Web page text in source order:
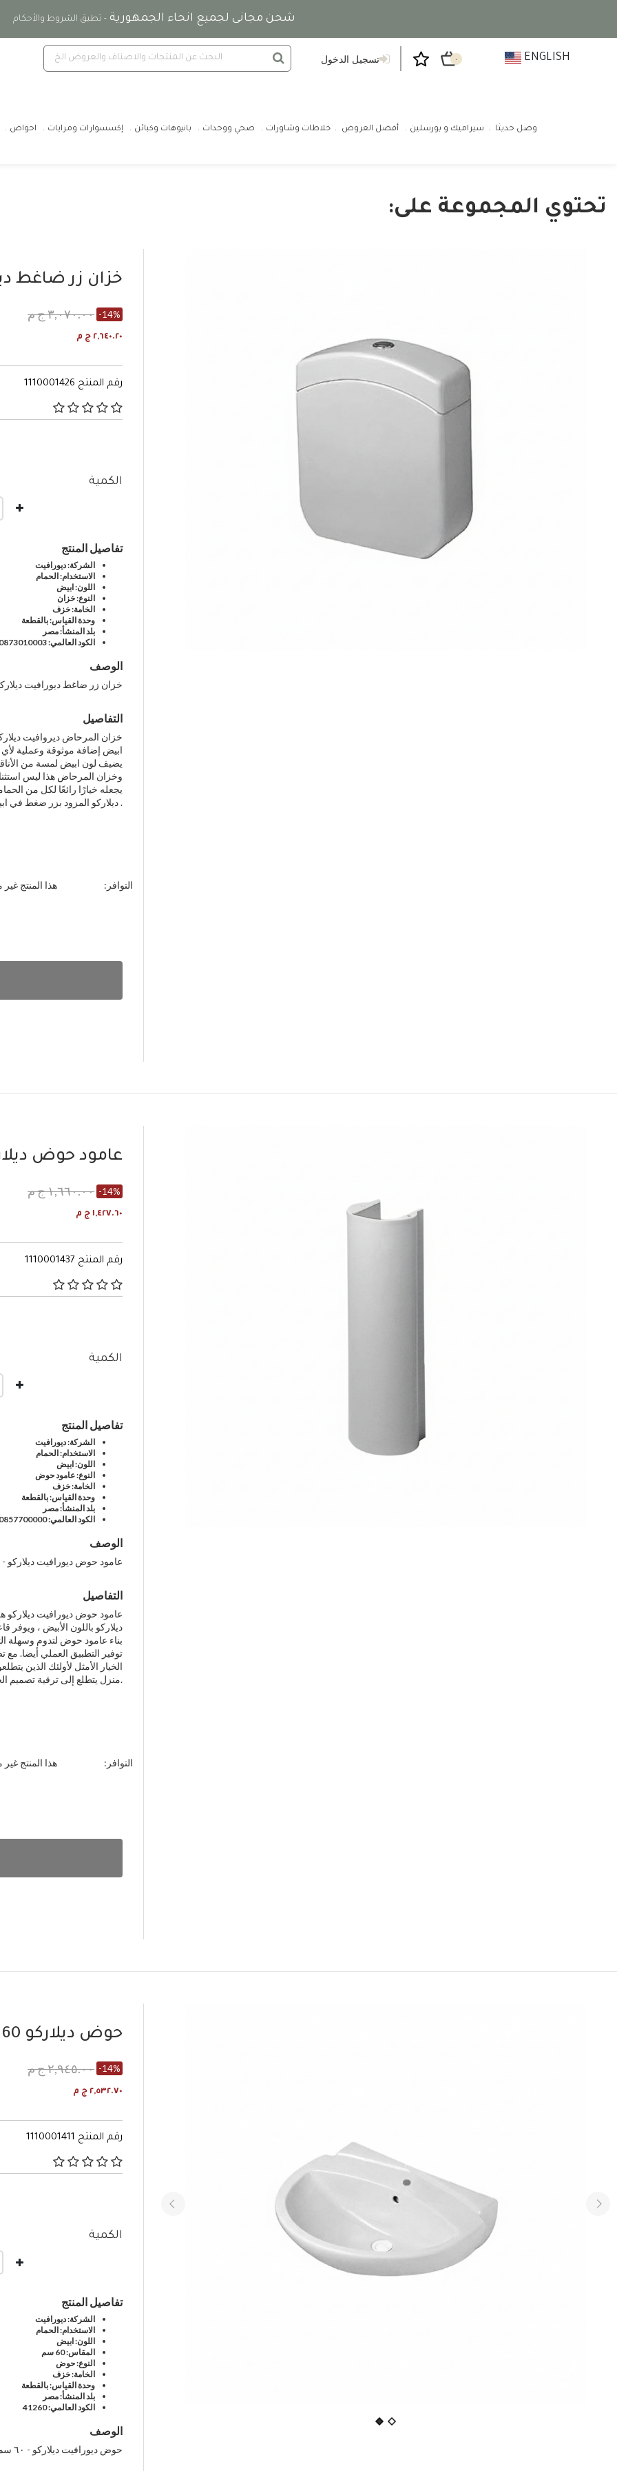
شحن مجانى لجميع انحاء الجمهورية - تطبق الشروط والأحكام
تسجيل الدخول ٠ ENGLISH
وصل حديثا سيراميك و بورسلين أفضل العروض خلاطات وشاورات صحي ووحدات بانيوهات وكبائن إكسسوارات ومرايات احواض
تحتوي المجموعة على:
خزان زر ضاغط
٣,٠٧٠.٠٠ ج م -14%
٢,٦٤٠.٢٠ ج م
رقم المنتج 1110001426
الكمية
تفاصيل المنتج
الشركة: ديورافيت
الاستخدام: الحمام
اللون: ابيض
النوع: خزان
الخامة: خزف
وحدة القياس: بالقطعة
بلد المنشأ: مصر
الكود العالمي: 0873010003
الوصف
خزان زر ضاغط ديورافيت
التفاصيل
خزان المرحاض ديروافيت
ابيض إضافة موثوقة وعملية
يضيف لون ابيض لمسة من
وخزان المرحاض هذا ليس
يجعله خيارًا رائعًا لكل من
ديلاركو المزود بزر ضغط في ابيض استثمارًا رائعًا لأي تجديد للحمام .
التوافر: هذا المنتج غير
عامود حوض
١,٦٦٠.٠٠ ج م -14%
١,٤٢٧.٦٠ ج م
رقم المنتج 1110001437
الكمية
تفاصيل المنتج
الشركة: ديورافيت
الاستخدام: الحمام
اللون: ابيض
النوع: عامود حوض
الخامة: خزف
وحدة القياس: بالقطعة
بلد المنشأ: مصر
الكود العالمي: 0857700000
الوصف
عامود حوض ديورافيت ديلاركو
التفاصيل
عامود حوض ديورافيت
ديلاركو باللون الأبيض ، ويوفر
بناء عامود حوض لتدوم وسهلة
توفير التطبيق العملي أيضا.
الخيار الأمثل لأولئك الذين
منزل يتطلع إلى ترقية تصميم الحمام الخاص به.
التوافر: هذا المنتج غير
حوض ديلاركو 60 سم ابيض
٢,٩٤٥.٠٠ ج م -14%
٢,٥٣٢.٧٠ ج م
رقم المنتج 1110001411
الكمية
تفاصيل المنتج
الشركة: ديورافيت
الاستخدام: الحمام
اللون: ابيض
المقاس: 60 سم
النوع: حوض
الخامة: خزف
وحدة القياس: بالقطعة
بلد المنشأ: مصر
الكود العالمي: 41260
الوصف
حوض ديورافيت ديلاركو - ٦۰ سم ابيض ٤۱۲٦۰